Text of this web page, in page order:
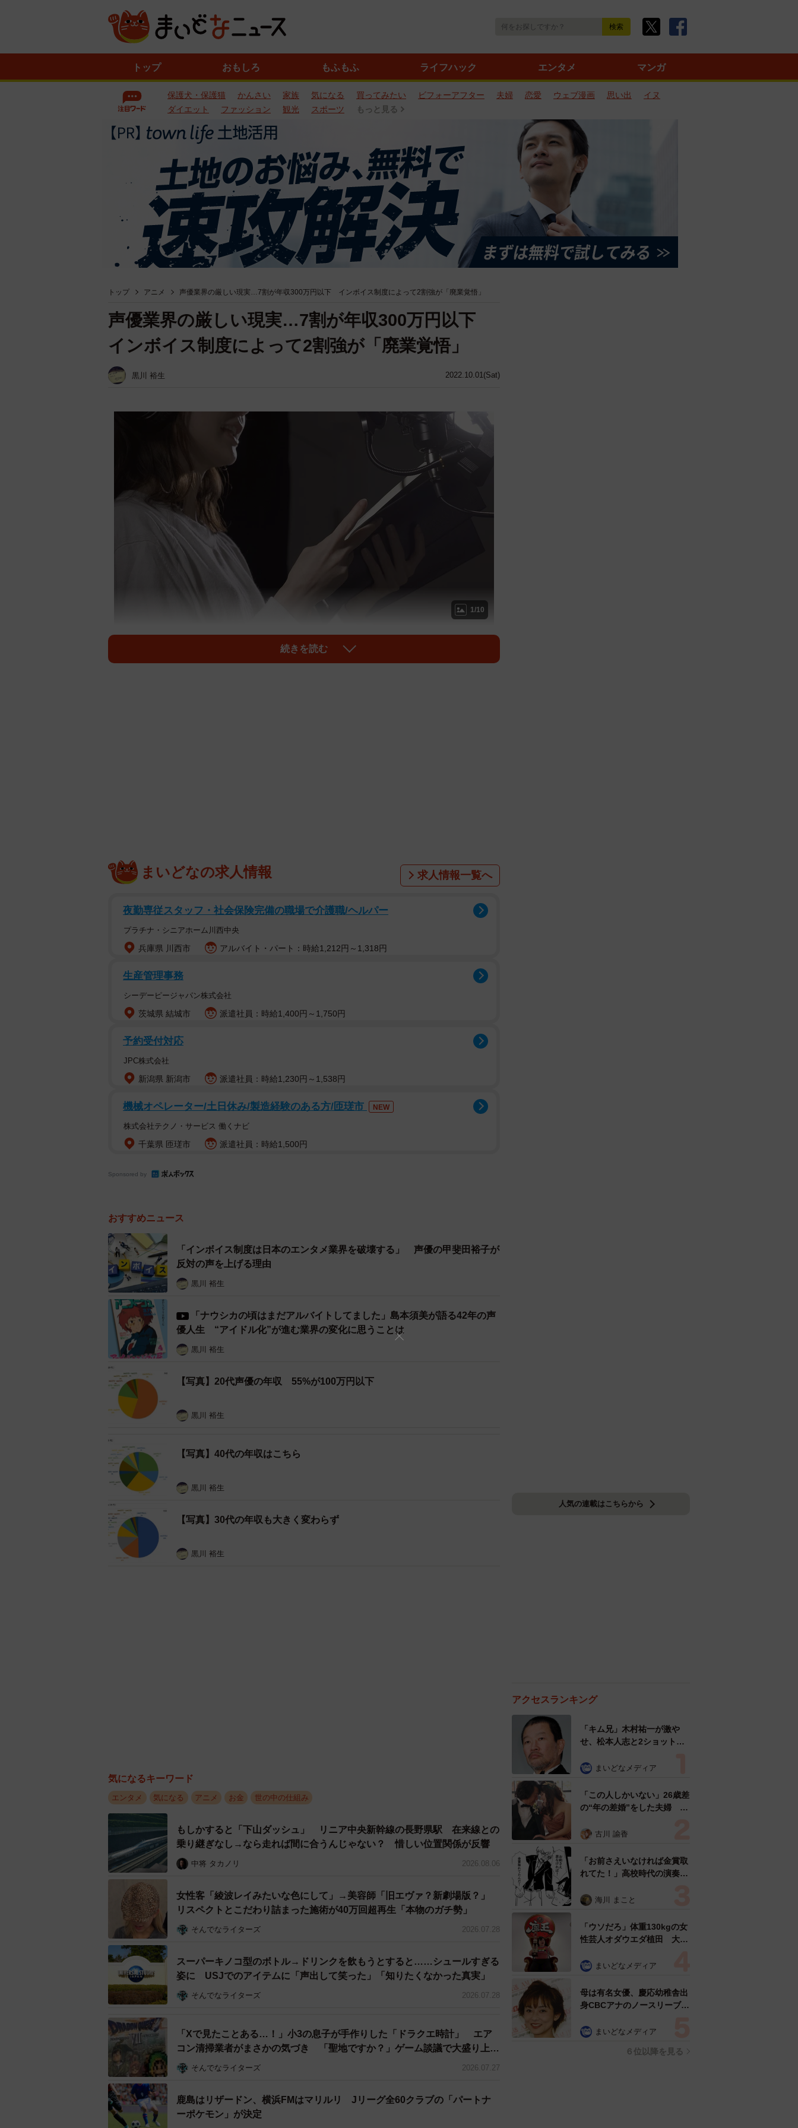
トップ おもしろ もふもふ ライフハック エンタメ マンガ
保護犬・保護猫 かんさい 家族 気になる 買ってみたい ビフォーアフター 夫婦 恋愛 ウェブ漫画 思い出
イヌ
ダイエット
ファッション 観光 スポーツ もっと見る
トップ アニメ 声優業界の厳しい現実…7割が年収300万円以下 インボイス制度によって2割強が「廃業覚悟」
2022.10.01(Sat)
声優業界の厳しい現実…7割が年収300万円以下
インボイス制度によって2割強が「廃業覚悟」
黒川 裕生
1/10
インボイス制度に声優業界などから強い反対の声（polkadot/stock.adobe.com)
消費税の仕入額控除の方式として「インボイス制度」が、ちょうど1年後の2023年10月にス
2/10
制度が業界に及ぼすインパクトを憂慮するVOICTIONは、現場の思いや業界の実情を広く知
ってもらおうと活動を展開。それぞれのSNSなどでの情報発信に努めながら、政治家への陳
情も重ねている。
260件の途中集計結果を発表した。
く、約半数が100万円以下であると回答した。
VOICTIONは「アンケートの呼び掛けがTwitterやVOICTIONの公式サイトで行われたことか
ら、回答者は比較的若い世代に偏っているとみられる」ことに留意しつつも、それでも全体
の9割以上が消費税の納税を免除されている免税事業者（年収1000万円以下）に該当してい
ることを危惧。華やかに見える業界の厳しい側面を、具体的な数字で浮き彫りにしてみせ
た。
インボイス制度は低収入者の多い声優業界を直撃する
適格請求書（インボイス）を発行できるのは「適格請求書発行事業者」に限られ、適格請求
書発行事業者になるには登録を受けなければならない。年収1000万円以下の免税事業者が登
除されていた消費税の納税が課せられるようになる。
当然、（今回のアンケートでは）9割以上が免税事業者という声優業界にはダイレクトかつ
広範囲に影響が及ぶことが懸念される。「インボイス制度が導入された場合、ご自身の声優
としての仕事は増減すると思いますか？」という問いには、53%が「減ると思う」、そして
23%が「廃業するかもしれない」と回答。「廃業するかもしれない」と答えた人たちの年収
は、58%が100万円以下である一方、400万円以上も6%いたほか、年代も40代〜60代が16%
を占めていたといい、VOICTIONは「必ずしも低収入者や若年層だけが強い危機感を持って
3/10
インボイス制度には97%が反対という結果に（出典：VOICTION）
またVOICTIONでは、声優や俳優だけでなく、漫画家やイラストレーター、アニメーター、
文筆業、建設業など多様な業界の個人事業主を対象に「インボイスに関するアンケート」も
実施。183件の回答を得たが、実に97%がインボイスに反対だったという。
所属している事務所や取引先などから制度の説明がまだないと答えた人は78%にも上り、逆
に「話があった」と答えた人の中には「登録してもらえないと今後の契約は約束できないと
言われた」など、圧力と思われる言葉を掛けられたケースもあったという。
VOICTIONは「多くの個人事業主が反対する制度であり、日本国憲法の定める『健康で文化
的な最低限度の生活』を脅かし、また『職業選択の自由権』を経済的な側面から実質的に歪
める制度であると考えられる」と強く批判。今後も業界内外に向け、制度の概要や問題点に
ついて周知していくという。
【調査概要】
調査名称：声優の収入実態調査／インボイスに関するアンケート
調査対象：声優として仕事をしている者／個人事業主
続きを読む
まいどなの求人情報 求人情報一覧へ
夜勤専従スタッフ・社会保険完備の職場で介護職/ヘルパー
プラチナ・シニアホーム川西中央
兵庫県 川西市 アルバイト・パート：時給1,212円～1,318円
生産管理事務
シーデーピージャパン株式会社
茨城県 結城市 派遣社員：時給1,400円～1,750円
予約受付対応
JPC株式会社
新潟県 新潟市 派遣社員：時給1,230円～1,538円
機械オペレーター/土日休み/製造経験のある方/匝瑳市 NEW
株式会社テクノ・サービス 働くナビ
千葉県 匝瑳市 派遣社員：時給1,500円
Sponsored by
おすすめニュース
「インボイス制度は日本のエンタメ業界を破壊する」 声優の甲斐田裕子が
反対の声を上げる理由
黒川 裕生
「ナウシカの頃はまだアルバイトしてました」島本須美が語る42年の声
優人生 “アイドル化”が進む業界の変化に思うことは
黒川 裕生
【写真】20代声優の年収 55%が100万円以下
黒川 裕生
【写真】40代の年収はこちら
黒川 裕生
【写真】30代の年収も大きく変わらず
黒川 裕生
気になるキーワード
エンタメ 気になる アニメ お金 世の中の仕組み
もしかすると「下山ダッシュ」 リニア中央新幹線の長野県駅 在来線との
乗り継ぎなし→なら走れば間に合うんじゃない？ 惜しい位置関係が反響
中将 タカノリ 2026.08.06
女性客「綾波レイみたいな色にして」→美容師「旧エヴァ？新劇場版？」
リスペクトとこだわり詰まった施術が40万回超再生「本物のガチ勢」
そんでなライターズ 2026.07.28
スーパーキノコ型のボトル→ドリンクを飲もうとすると……シュールすぎる
姿に USJでのアイテムに「声出して笑った」「知りたくなかった真実」
そんでなライターズ 2026.07.28
「Xで見たことある…！」小3の息子が手作りした「ドラクエ時計」 エア
コン清掃業者がまさかの気づき 「聖地ですか？」ゲーム談議で大盛り上が
り
そんでなライターズ 2026.07.27
鹿島はリザードン、横浜FMはマリルリ Jリーグ全60クラブの「パートナ
ーポケモン」が決定
人気の連載はこちらから
アクセスランキング
「キム兄」木村祐一が激や
せ、松本人志と2ショット
「テキヤの兄さん」
まいどなメディア
「この人しかいない」26歳差
の“年の差婚”をした夫婦 出
た？ 今の思いを聞いた
古川 諭香
「お前さえいなければ金賞取
れてた！」高校時代の演奏会
生は楽器修理職人に 10年後
ぬ申し出【漫画】
海川 まこと
「ウソだろ」体重130kgの女
性芸人オダウエダ植田 大学
で」 まいどなメディア
母は有名女優、慶応幼稚舎出
身CBCアナのノースリーブ姿
る」「天使の笑顔」
まいどなメディア
６位以降を見る